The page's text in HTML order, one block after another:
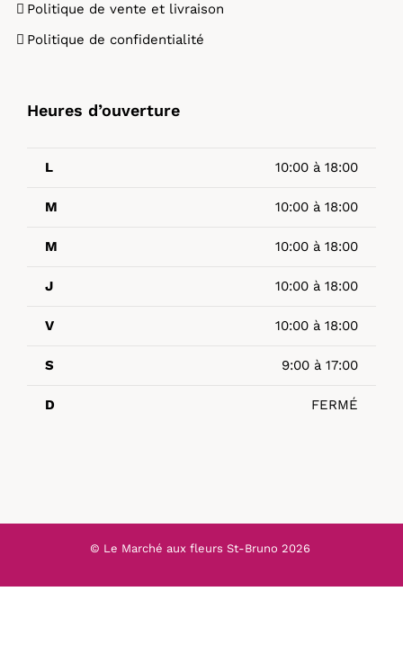
Politique de vente et livraison
Politique de confidentialité
Heures d’ouverture
L 10:00 à 18:00
M 10:00 à 18:00
M 10:00 à 18:00
J 10:00 à 18:00
V 10:00 à 18:00
S 9:00 à 17:00
D FERMÉ
© Le Marché aux fleurs St-Bruno 2026